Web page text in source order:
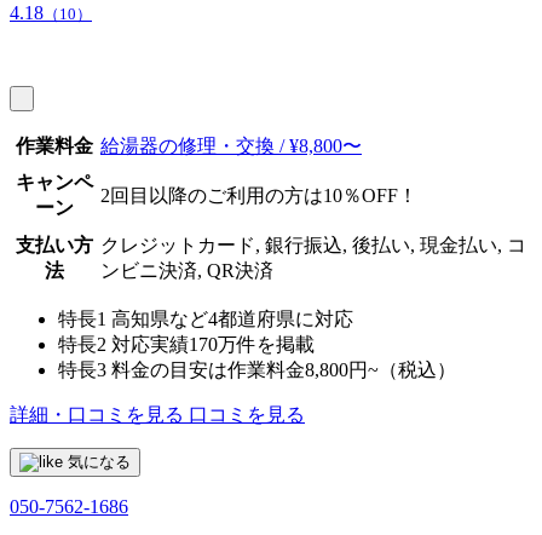
4.18 （10）
作業料金 給湯器の修理・交換 / ¥8,800〜
キャンペ
ーン
2回目以降のご利用の方は10％OFF！
支払い方
法
クレジットカード, 銀行振込, 後払い, 現金払い, コ
ンビニ決済, QR決済
特長1 高知県など4都道府県に対応
特長2 対応実績170万件を掲載
特長3 料金の目安は作業料金8,800円~（税込）
詳細・口コミを見る 口コミを見る
気になる
050-7562-1686